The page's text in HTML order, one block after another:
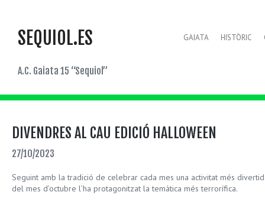
SEQUIOL.ES
A.C. Gaiata 15 “Sequiol”
GAIATA HISTÒRIC
DIVENDRES AL CAU EDICIÓ HALLOWEEN
27/10/2023
Seguint amb la tradició de celebrar cada mes una activitat més
del mes d’octubre l’ha protagonitzat la temàtica més terrorífica.